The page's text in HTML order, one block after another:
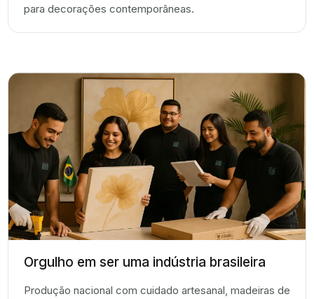
para decorações contemporâneas.
Orgulho em ser uma indústria brasileira
Produção nacional com cuidado artesanal, madeiras de